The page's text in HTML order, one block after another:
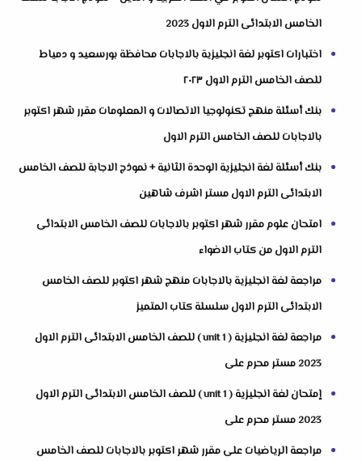
الخامس الابتدائى الترم الاول 2023
اختبارات اكتوبر لغة انجليزية بالاجابات محافظة بورسعيد و دمياط
للصف الخامس الترم الاول ٢٠٢٣
بنك أسئلة منهج تكنولوجيا الاتصالات و المعلومات مقرر شهر اكتوبر
بالاجابات للصف الخامس الترم الاول
بنك أسئلة لغة انجليزية الوحدة الثانية + نموذج الاجابة للصف الخامس
الابتدائى الترم الاول مستر اشرف شاهين
امتحان علوم مقرر شهر اكتوبر بالاجابات للصف الخامس الابتدائى
الترم الاول من كتاب الاضواء
مراجعة لغة انجليزية بالاجابات منهج شهر اكتوبر للصف الخامس
الابتدائى الترم الاول سلسلة كتاب المتميز
مراجعة لغة انجليزية ( unit 1 ) للصف الخامس الابتدائى الترم الاول
2023 مستر محرم على
إمتحان لغة انجليزية ( unit 1 ) للصف الخامس الابتدائى الترم الاول
2023 مستر محرم على
مراجعة الرياضيات على مقرر شهر اكتوبر بالاجابات للصف الخامس